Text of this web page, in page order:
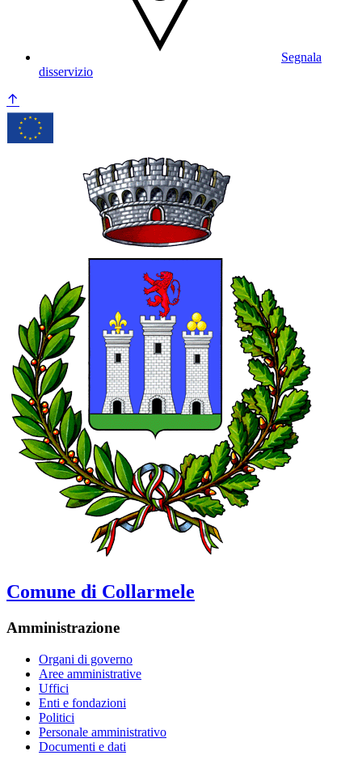
Segnala
disservizio
Comune di Collarmele
Amministrazione
Organi di governo
Aree amministrative
Uffici
Enti e fondazioni
Politici
Personale amministrativo
Documenti e dati